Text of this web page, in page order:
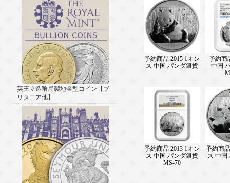
英王立造幣局製地金型コイン【ブ
リタニア他】
予約商品 2015 1オン
ス 中国 パンダ銀貨
予約商
中国
予約商品 2013 1オン
ス 中国 パンダ銀貨
MS-70
予約商
ス 中国